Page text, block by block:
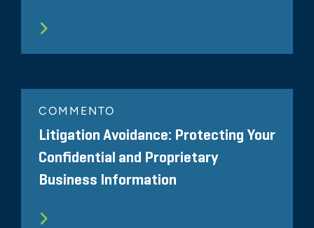
COMMENTO
Litigation Avoidance: Protecting Your
Confidential and Proprietary
Business Information